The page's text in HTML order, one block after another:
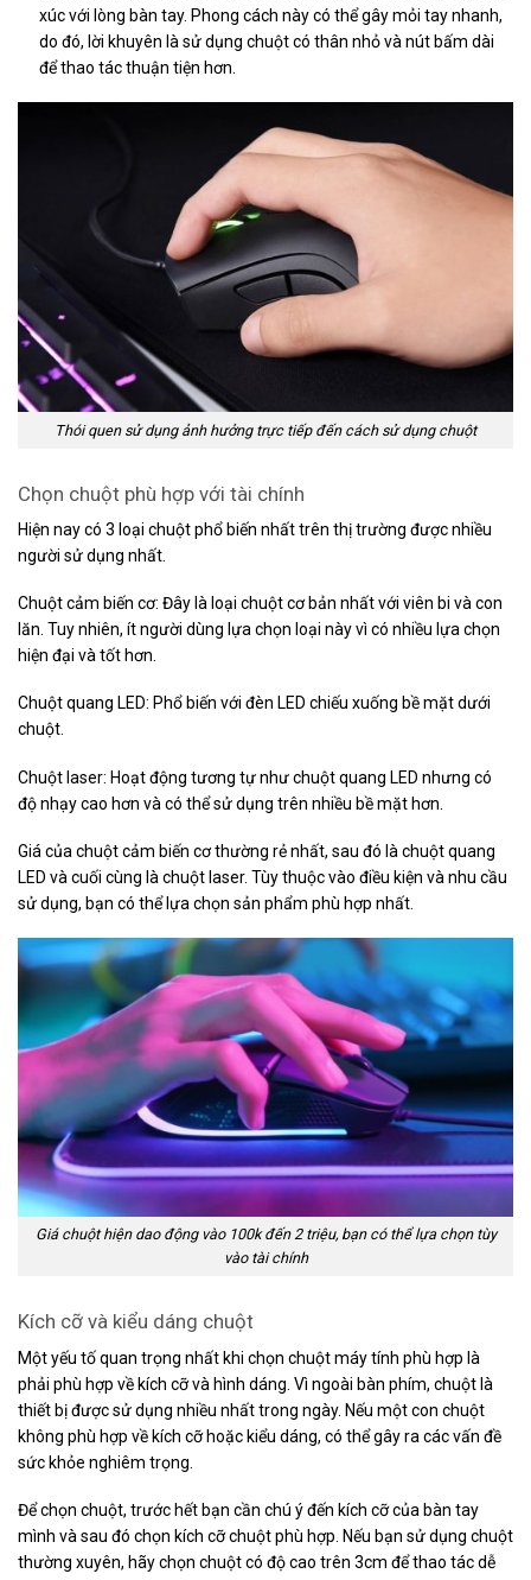
xúc với lòng bàn tay. Phong cách này có thể gây mỏi tay nhanh,
do đó, lời khuyên là sử dụng chuột có thân nhỏ và nút bấm dài
để thao tác thuận tiện hơn.
Thói quen sử dụng ảnh hưởng trực tiếp đến cách sử dụng chuột
Chọn chuột phù hợp với tài chính
Hiện nay có 3 loại chuột phổ biến nhất trên thị trường được nhiều
người sử dụng nhất.
Chuột cảm biến cơ: Đây là loại chuột cơ bản nhất với viên bi và con
lăn. Tuy nhiên, ít người dùng lựa chọn loại này vì có nhiều lựa chọn
hiện đại và tốt hơn.
Chuột quang LED: Phổ biến với đèn LED chiếu xuống bề mặt dưới
chuột.
Chuột laser: Hoạt động tương tự như chuột quang LED nhưng có
độ nhạy cao hơn và có thể sử dụng trên nhiều bề mặt hơn.
Giá của chuột cảm biến cơ thường rẻ nhất, sau đó là chuột quang
LED và cuối cùng là chuột laser. Tùy thuộc vào điều kiện và nhu cầu
sử dụng, bạn có thể lựa chọn sản phẩm phù hợp nhất.
Giá chuột hiện dao động vào 100k đến 2 triệu, bạn có thể lựa chọn tùy
vào tài chính
Kích cỡ và kiểu dáng chuột
Một yếu tố quan trọng nhất khi chọn chuột máy tính phù hợp là
phải phù hợp về kích cỡ và hình dáng. Vì ngoài bàn phím, chuột là
thiết bị được sử dụng nhiều nhất trong ngày. Nếu một con chuột
không phù hợp về kích cỡ hoặc kiểu dáng, có thể gây ra các vấn đề
sức khỏe nghiêm trọng.
Để chọn chuột, trước hết bạn cần chú ý đến kích cỡ của bàn tay
mình và sau đó chọn kích cỡ chuột phù hợp. Nếu bạn sử dụng chuột
thường xuyên, hãy chọn chuột có độ cao trên 3cm để thao tác dễ